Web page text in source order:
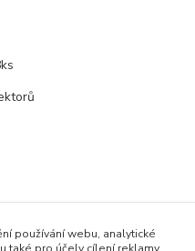
používání webu, analytické